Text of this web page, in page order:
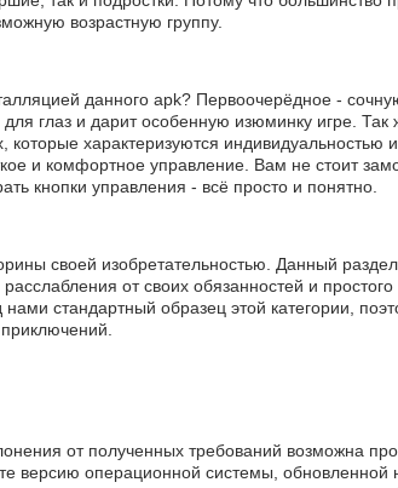
возрастную группу.
данного apk? Первоочерёдное -
глаз и дарит особенную изюминку игре. Так
которые характеризуются индивидуальностью
и комфортное управление. Вам не стоит
кнопки управления - всё просто и понятно.
своей изобретательностью. Данный
от своих обязанностей и
стандартный образец этой категории,
от полученных требований возможна
версию операционной системы, обновленной